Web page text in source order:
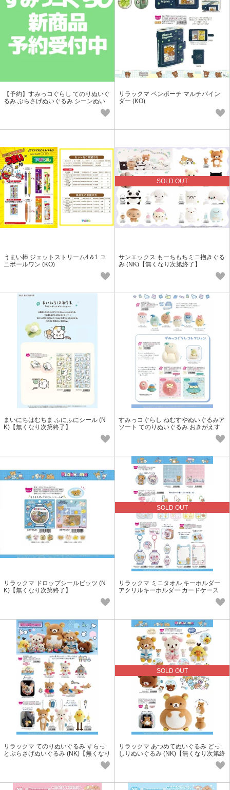
【予約】すみっコぐらし てのりぬいぐ
るみ ぶらさげぬいぐるみ シーンぬい
リラックマ ペンポーチ マルチバイン
ダー (KO)
うまい棒 ジェットストリーム4＆1 ユ
ニボールワン (KO)
SOLD OUT
サンエックス もーちもちミニ抱きぐる
み (NK)【無くなり次第終了】
まいにちはむちま ふにふにシール (N
K)【無くなり次第終了】
すみっコぐらし ねむすやぬいぐるみア
ソート てのりぬいぐるみ おきがえす
リラックマ ドロップシールビッツ (N
K)【無くなり次第終了】
SOLD OUT
リラックマ ミニタオル キーホルダー
アクリルキーホルダー カードケース
リラックマ てのりぬいぐるみ すらっ
とぶらさげぬいぐるみ (NK)【無くなり
SOLD OUT
リラックマ あつめてぬいぐるみ どっ
しりぬいぐるみ (NK)【無くなり次第終